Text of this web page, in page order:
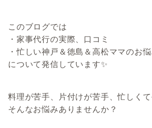
このブログでは
・家事代行の実際、口コミ
・忙しい神戸＆徳島＆高松ママのお
について発信しています✨
料理が苦手、片付けが苦手、忙しく
そんなお悩みありませんか？